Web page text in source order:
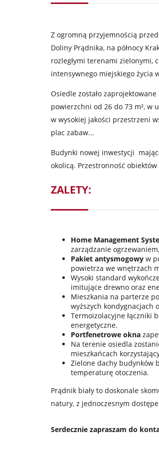
Z ogromną przyjemnością
Doliny Prądnika, na północy
rozległymi terenami zielonymi,
intensywnego miejskiego życia
Osiedle zostało
powierzchni od 26 do 73 m², w
w wysokiej jakości przestrzeni
plac zabaw...
Budynki nowej inwestycji
okolicą. Przestronność
ZALETY:
Home Management
zarządzanie
Pakiet antysmogowy w
powietrza we wnętrzach
Wysoki standard
imitujące drewno oraz
Mieszkania na parterze
wyższych kondygnacjach
Termoizolacyjne łączniki
energetyczne.
Portfenetrowe okna
Na terenie osiedla
mieszkańcach
Zielone dachy budynków
temperaturę otoczenia.
Prądnik biały to doskonale
natury, z jednoczesnym
Serdecznie zapraszam do